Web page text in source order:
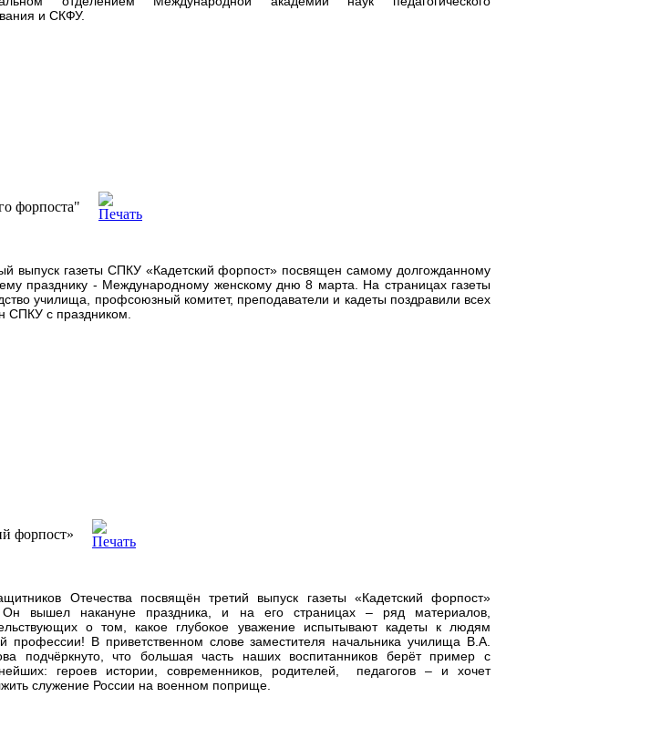
и СКФУ.
форпоста"
выпуск газеты СПКУ «Кадетский форпост» посвящен самому долгожданному
празднику - Международному женскому дню 8 марта. На страницах газеты
училища, профсоюзный комитет, преподаватели и кадеты поздравили всех
СПКУ с праздником.
форпост»
Отечества посвящён третий выпуск газеты «Кадетский форпост»
вышел накануне праздника, и на его страницах – ряд материалов,
о том, какое глубокое уважение испытывают кадеты к людям
профессии! В приветственном слове заместителя начальника училища В.А.
подчёркнуто, что большая часть наших воспитанников берёт пример с
героев истории, современников, родителей, педагогов – и хочет
служение России на военном поприще.